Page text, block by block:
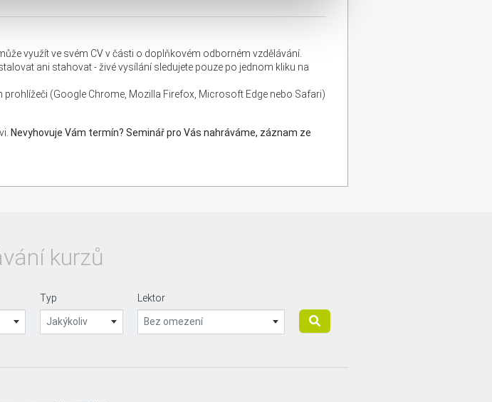
využít ve svém CV v části o doplňkovém odborném vzdělávání.
ani stahovat - živé vysílání sledujete pouze po jednom kliku na
(Google Chrome, Mozilla Firefox, Microsoft Edge nebo Safari)
Nevyhovuje Vám termín? Seminář pro Vás nahráváme, záznam ze
kurzů
Typ
Jakýkoliv
Lektor
Bez omezení